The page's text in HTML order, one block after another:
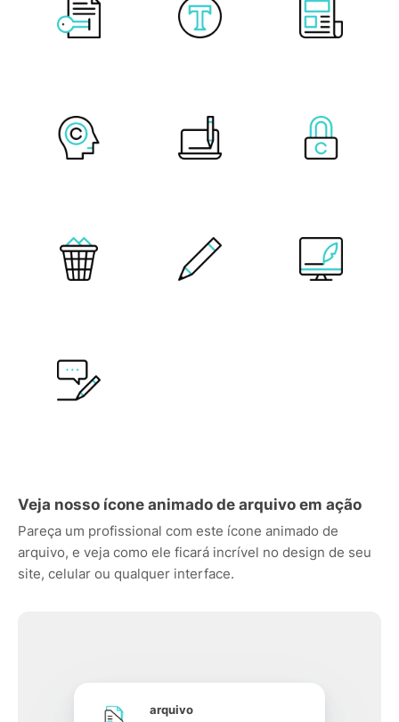
Veja nosso ícone animado de arquivo em ação
Pareça um profissional com este ícone animado de
arquivo, e veja como ele ficará incrível no design de seu
site, celular ou qualquer interface.
arquivo